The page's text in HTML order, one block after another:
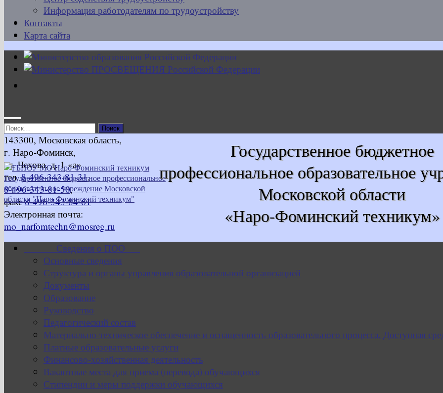
Информация работодателям по трудоустройству
Контакты
Карта сайта
Найти:
Государственное бюджетное
профессиональное образовательное
Московской области
«Наро-Фоминский техникум»
143300, Московская область,
г. Наро-Фоминск,
ул. Чехова, д. 1 «а»
тел.8-496-343-81-31,
8-496-343-81-50,
факс8-496-343-84-61
Электронная почта:
mo_narfomtechn@mosreg.ru
Сведения о ПОО
Основные сведения
Структура и органы управления образовательной организацией
Документы
Образование
Руководство
Педагогический состав
Материально-техническое обеспечение и оснащенность образовательного процесса. Доступная
Платные образовательные услуги
Финансово-хозяйственная деятельность
Вакантные места для приема (перевода) обучающихся
Стипендии и меры поддержки обучающихся